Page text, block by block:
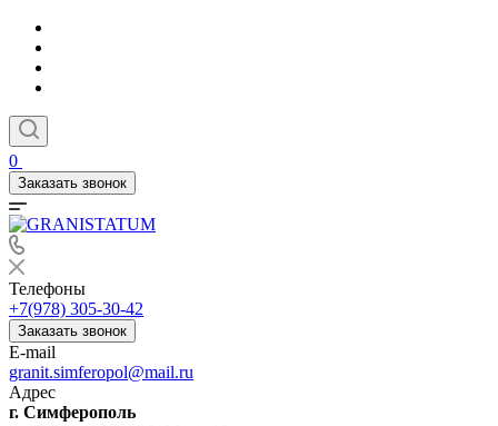
0
Заказать звонок
Телефоны
+7(978) 305-30-42
Заказать звонок
E-mail
granit.simferopol@mail.ru
Адрес
г. Симферополь